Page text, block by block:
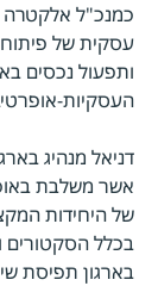
עסקית של פיתוח
ותפעול נכסים
העסקיות-
דניאל מנהיג
אשר משלבת
של היחידות
בכלל הסקטורים
בארגון תפיסת